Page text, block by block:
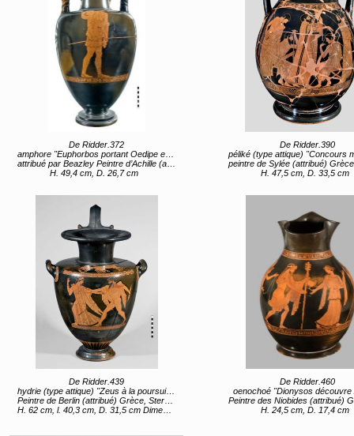
De Ridder.372
amphore "Euphorbos portant Oedipe enfant"
attribué par Beazley Peintre d’Achille (attribué) Grèce, Sterea Hellas Evoia, Attique (lieu de création) entre 450 av JC et 445 av JC
H. 49,4 cm, D. 26,7 cm
De Ridder.390
péliké (type attique) "Concours musical et monde
peintre de Sylée (attribué) Grèce, Sterea Hellas Evoia, Attique (lieu de création)
H. 47,5 cm, D. 33,5 cm
De Ridder.439
hydrie (type attique) "Zeus à la poursuite d'Egine (?)"
Peintre de Berlin (attribué) Grèce, Sterea Hellas Evoia, Attique (lieu de création) 480 av JC (vers)
H. 62 cm, l. 40,3 cm, D. 31,5 cm Dimensions maximales H. 51,5 cm Embouchure (sans la anse refaite) D. 17 cm (base)
De Ridder.460
oenochoé "Dionysos découvre
Peintre des Niobides (attribué) Grèce, Sterea Hellas Evoia, Attique (lieu de création) entre 450
H. 24,5 cm, D. 17,4 cm